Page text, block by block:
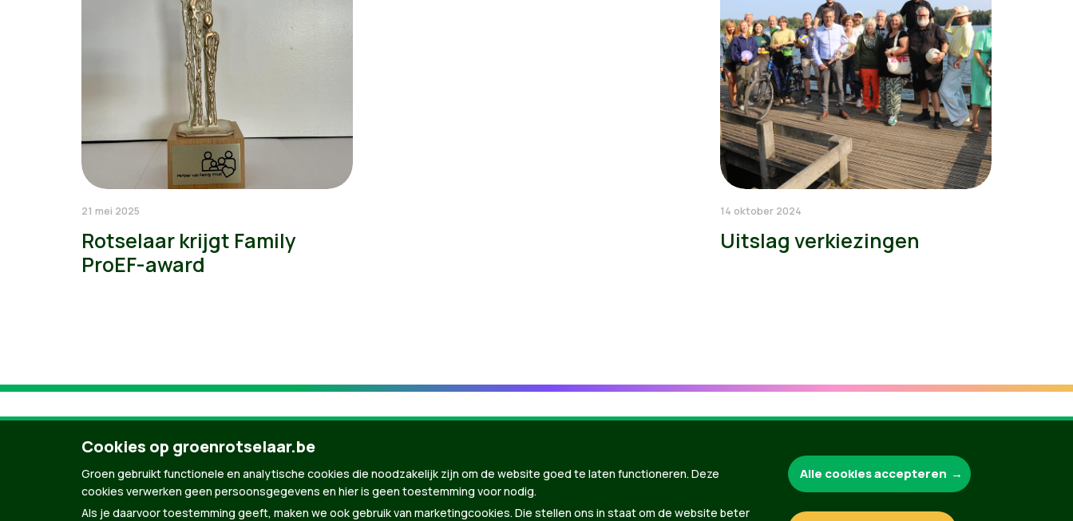
21 mei 2025
Rotselaar krijgt Family
ProEF-award
14 oktober 2024
Uitslag verkiezingen
Groen.be
Cookies op groenrotselaar.be
Groen gebruikt functionele en analytische cookies die noodzakelijk zijn om de website goed te laten functioneren. Deze
cookies verwerken geen persoonsgegevens en hier is geen toestemming voor nodig.
Als je daarvoor toestemming geeft, maken we ook gebruik van marketingcookies. Die stellen ons in staat om de website beter
Alle cookies accepteren